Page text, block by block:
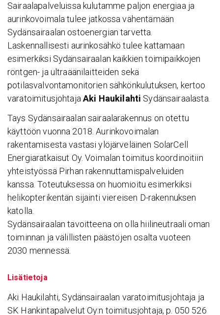
Sairaalapalveluissa kulutamme paljon energiaa ja
aurinkovoimala tulee jatkossa vähentämään
Sydänsairaalan ostoenergian tarvetta.
Laskennallisesti aurinkosähkö tulee kattamaan
esimerkiksi Sydänsairaalan kaikkien toimipaikkojen
röntgen- ja ultraäänilaitteiden sekä
potilasvalvontamonitorien sähkönkulutuksen, kertoo
varatoimitusjohtaja Aki Haukilahti Sydänsairaalasta.
Tays Sydänsairaalan sairaalarakennus on otettu
käyttöön vuonna 2018. Aurinkovoimalan
rakentamisesta vastasi ylöjärveläinen SolarCell
Energiaratkaisut Oy. Voimalan toimitus koordinoitiin
yhteistyössä Pirhan rakennuttamispalveluiden
kanssa. Toteutuksessa on huomioitu esimerkiksi
helikopterikentän sijainti viereisen D-rakennuksen
katolla.
Sydänsairaalan tavoitteena on olla hiilineutraali oman
toiminnan ja välillisten päästöjen osalta vuoteen
2030 mennessä.
Lisätietoja
Aki Haukilahti, Sydänsairaalan varatoimitusjohtaja ja
SK Hankintapalvelut Oy:n toimitusjohtaja, p. 050 526